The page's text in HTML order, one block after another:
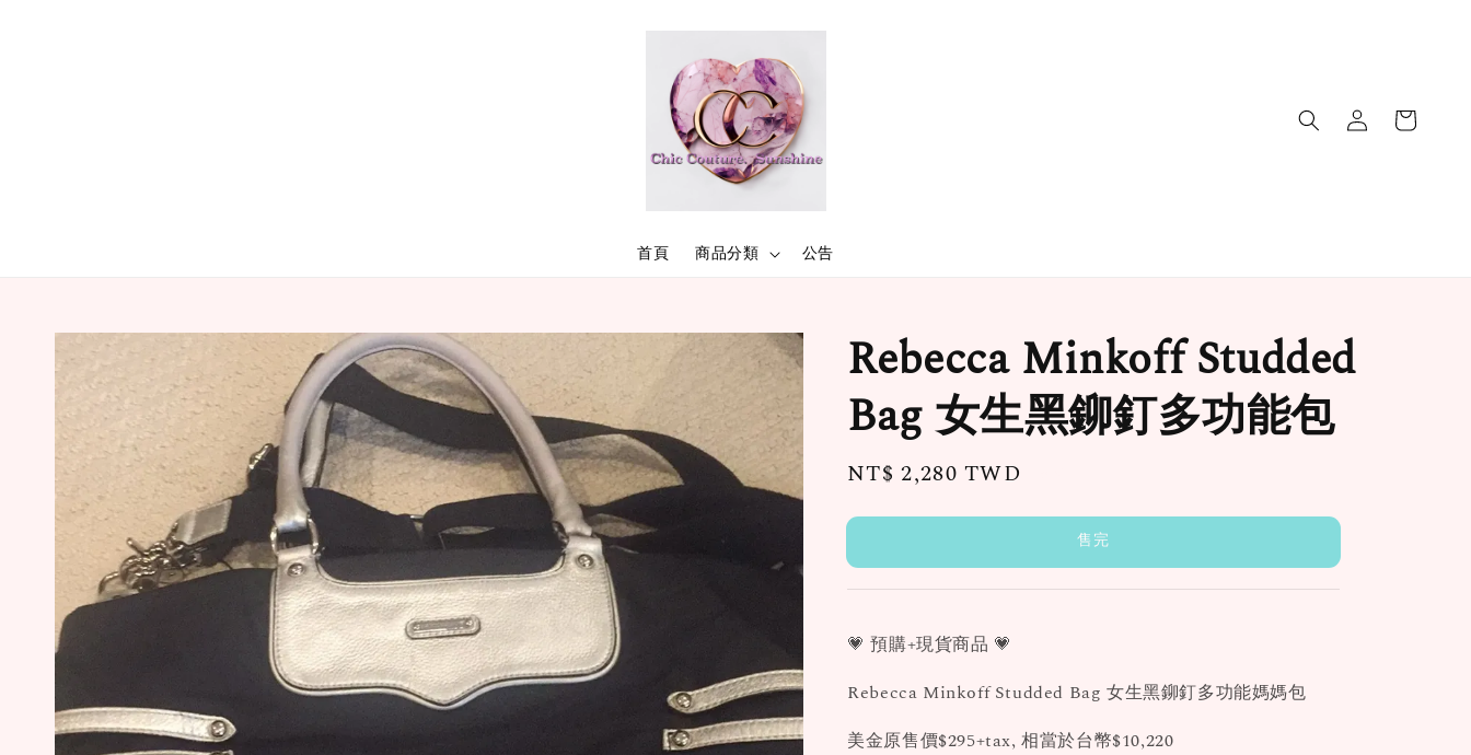
首頁 商品分類 公告
Rebecca Minkoff Studded
Bag 女生黑鉚釘多功能包
Regular
NT$ 2,280 TWD
售完
💗 預購+現貨商品 💗
Rebecca Minkoff Studded Bag 女生黑鉚釘多功能媽媽包
美金原售價$295+tax, 相當於台幣$10,220